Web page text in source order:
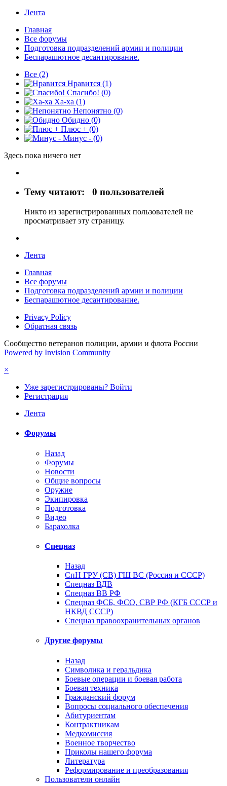
Лента
Главная
Все форумы
Подготовка подразделений армии и полиции
Беспарашютное десантирование.
Все (2)
Нравится (1)
Спасибо! (0)
Ха-ха (1)
Непонятно (0)
Обидно (0)
Плюс + (0)
Минус - (0)
Здесь пока ничего нет
Тему читают: 0 пользователей
Никто из зарегистрированных пользователей не
просматривает эту страницу.
Лента
Главная
Все форумы
Подготовка подразделений армии и полиции
Беспарашютное десантирование.
Privacy Policy
Обратная связь
Сообщество ветеранов полиции, армии и флота России
Powered by Invision Community
×
Уже зарегистрированы? Войти
Регистрация
Лента
Форумы
Назад
Форумы
Новости
Общие вопросы
Оружие
Экипировка
Подготовка
Видео
Барахолка
Спецназ
Назад
СпН ГРУ (СВ) ГШ ВС (Россия и СССР)
Спецназ ВДВ
Спецназ ВВ РФ
Спецназ ФСБ, ФСО, СВР РФ (КГБ СССР и
НКВД СССР)
Спецназ правоохранительных органов
Другие форумы
Назад
Символика и геральдика
Боевые операции и боевая работа
Боевая техника
Гражданский форум
Вопросы социального обеспечения
Абитуриентам
Контрактникам
Медкомиссия
Военное творчество
Приколы нашего форума
Литература
Реформирование и преобразования
Пользователи онлайн